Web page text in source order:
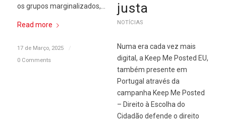
os grupos marginalizados,…
Read more
17 de Março, 2025
/
0 Comments
justa
NOTÍCIAS
Numa era cada vez mais
digital, a Keep Me Posted EU,
também presente em
Portugal através da
campanha Keep Me Posted
– Direito à Escolha do
Cidadão defende o direito